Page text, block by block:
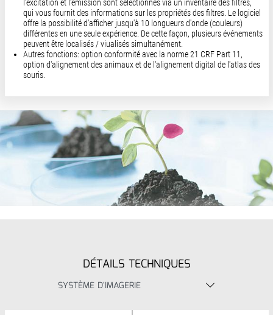
l'excitation et l'émission sont sélectionnés via un inventaire des filtres,
qui vous fournit des informations sur les propriétés des filtres. Le logiciel
offre la possibilité d'afficher jusqu'à 10 longueurs d'onde (couleurs)
différentes en une seule expérience. De cette façon, plusieurs événements
peuvent être localisés / viualisés simultanément.
Autres fonctions: option conformité avec la norme 21 CRF Part 11,
option d'alignement des animaux et de l'alignement digital de l'atlas des
souris.
DÉTAILS TECHNIQUES
SYSTÈME D'IMAGERIE